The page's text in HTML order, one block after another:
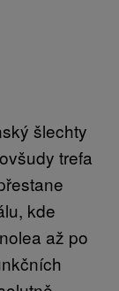
šlechty
trefa
kde
až po